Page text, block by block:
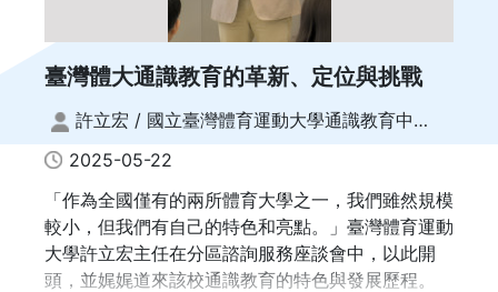
引言人：宋秀娟/大葉大學通識教育中心 教授
之一：開新與通變——〈國立臺灣大學通識教育40
年紀要〉一文之見證
講者：劉文清/國立臺灣大學共同教育中心 副主任、
之二： 通識作為跨域學習平台：以中央大學為例
講者：姜貞吟/國立中央大學客家語文暨社會科學學系教授兼
臺灣體大通識教育的革新、定位與挑戰
許立宏 / 國立臺灣體育運動大學通識教育中心
主任兼奧林匹克教育館創辦人
2025-05-22
「作為全國僅有的兩所體育大學之一，我們雖然規模
較小，但我們有自己的特色和亮點。」臺灣體育運動
大學許立宏主任在分區諮詢服務座談會中，以此開
頭，並娓娓道來該校通識教育的特色與發展歷程。